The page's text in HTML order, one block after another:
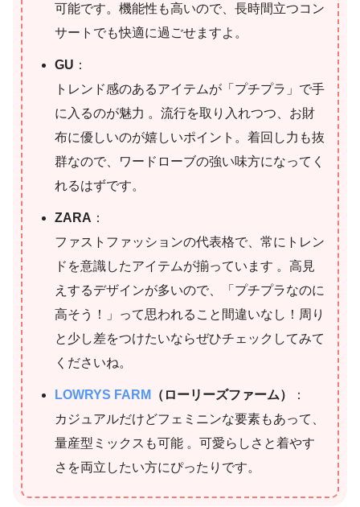
可能です。機能性も高いので、長時間立つコン
サートでも快適に過ごせますよ。
GU ：
トレンド感のあるアイテムが「プチプラ」で手
に入るのが魅力 。流行を取り入れつつ、お財
布に優しいのが嬉しいポイント。着回し力も抜
群なので、ワードローブの強い味方になってく
れるはずです。
ZARA ：
ファストファッションの代表格で、常にトレン
ドを意識したアイテムが揃っています 。高見
えするデザインが多いので、「プチプラなのに
高そう！」って思われること間違いなし！周り
と少し差をつけたいならぜひチェックしてみて
くださいね。
LOWRYS FARM （ローリーズファーム）
：
カジュアルだけどフェミニンな要素もあって、
量産型ミックスも可能 。可愛らしさと着やす
さを両立したい方にぴったりです。